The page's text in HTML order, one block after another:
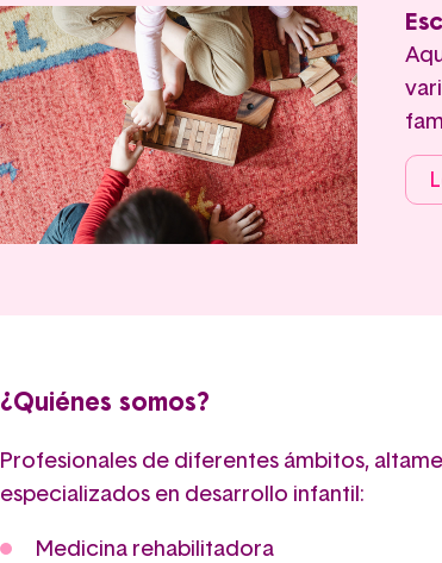
¿Quiénes somos?
Profesionales de diferentes ámbitos,
especializados en desarrollo infantil:
Medicina rehabilitadora